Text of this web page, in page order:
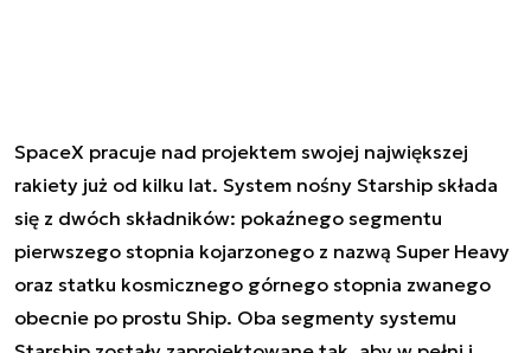
SpaceX pracuje nad projektem swojej największej
rakiety już od kilku lat. System nośny Starship składa
się z dwóch składników: pokaźnego segmentu
pierwszego stopnia kojarzonego z nazwą Super Heavy
oraz statku kosmicznego górnego stopnia zwanego
obecnie po prostu Ship. Oba segmenty systemu